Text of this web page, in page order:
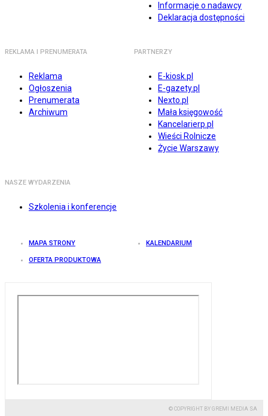
Informacje o nadawcy
Deklaracja dostępności
REKLAMA I PRENUMERATA
Reklama
Ogłoszenia
Prenumerata
Archiwum
PARTNERZY
E-kiosk.pl
E-gazety.pl
Nexto.pl
Mała księgowość
Kancelarierp.pl
Wieści Rolnicze
Życie Warszawy
NASZE WYDARZENIA
Szkolenia i konferencje
MAPA STRONY KALENDARIUM
OFERTA PRODUKTOWA
© COPYRIGHT BY GREMI MEDIA SA